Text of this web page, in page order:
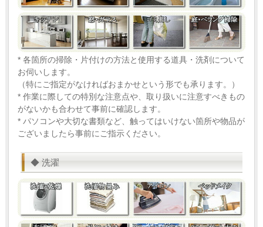
* 各箇所の掃除・片付けの方法と使用する道具・洗剤について
お伺いします。
（特にご指定がなければおまかせという形でも承ります。）
* 作業に際しての特別な注意点や、取り扱いに注意すべきもの
がないかも合わせて事前に確認します。
* パソコンや大切な書類など、触ってはいけない箇所や物品が
ございましたら事前にご指示ください。
◆ 洗濯